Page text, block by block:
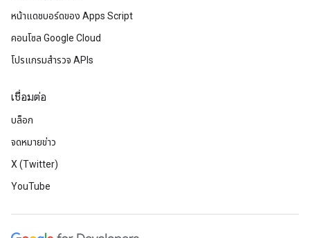
หน้าแดชบอร์ดของ Apps Script
คอนโซล Google Cloud
โปรแกรมสำรวจ APIs
เชื่อมต่อ
บล็อก
จดหมายข่าว
X (Twitter)
YouTube